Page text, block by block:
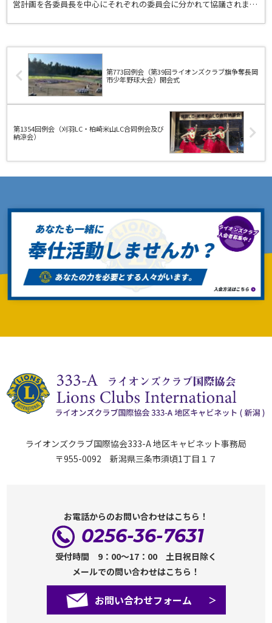
営計画を各委員長を中心にそれぞれの委員会に分かれて協議されまし
第773回例会（第39回ライオンズクラブ旗争奪長岡
市少年野球大会）開会式
第1354回例会（刈羽LC・柏崎米山LC合同例会及び
納涼会）
ライオンズクラブ国際協会333-A 地区キャビネット事務局
〒955-0092 新潟県三条市須頃1丁目１７
お電話からのお問い合わせはこちら！
0256-36-7631
受付時間 9：00～17：00 土日祝日除く
メールでの問い合わせはこちら！
お問い合わせフォーム